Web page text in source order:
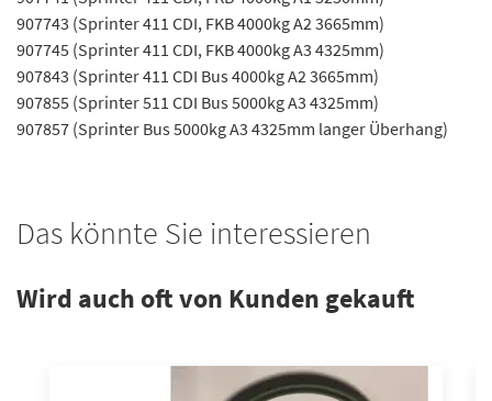
907743 (Sprinter 411 CDI, FKB 4000kg A2 3665mm)
907745 (Sprinter 411 CDI, FKB 4000kg A3 4325mm)
907843 (Sprinter 411 CDI Bus 4000kg A2 3665mm)
907855 (Sprinter 511 CDI Bus 5000kg A3 4325mm)
907857 (Sprinter Bus 5000kg A3 4325mm langer Überhang)
Das könnte Sie interessieren
Wird auch oft von Kunden gekauft